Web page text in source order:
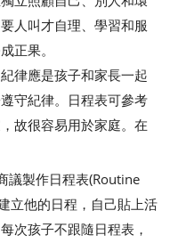
人叫才自理、學習和服
正果。
律應是孩子和家長一起
守紀律。日程表可參考
故很容易用於家庭。在
製作日程表(Routine
立他的日程，自己貼上活
次孩子不跟隨日程表，